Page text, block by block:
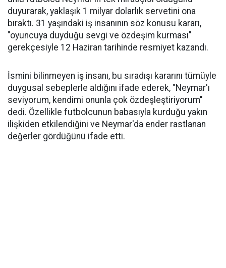
duyurarak, yaklaşık 1 milyar dolarlık servetini ona
bıraktı. 31 yaşındaki iş insanının söz konusu kararı,
"oyuncuya duyduğu sevgi ve özdeşim kurması"
gerekçesiyle 12 Haziran tarihinde resmiyet kazandı.
İsmini bilinmeyen iş insanı, bu sıradışı kararını tümüyle
duygusal sebeplerle aldığını ifade ederek, "Neymar'ı
seviyorum, kendimi onunla çok özdeşleştiriyorum"
dedi. Özellikle futbolcunun babasıyla kurduğu yakın
ilişkiden etkilendiğini ve Neymar'da ender rastlanan
değerler gördüğünü ifade etti.